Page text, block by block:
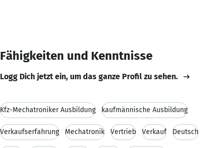
Fähigkeiten und Kenntnisse
Logg Dich jetzt ein, um das ganze Profil zu sehen.
Kfz-Mechatroniker Ausbildung kaufmännische Ausbildung
Verkaufserfahrung Mechatronik Vertrieb Verkauf Deutsch